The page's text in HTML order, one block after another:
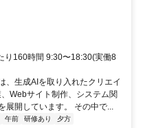
り160時間 9:30〜18:30(実働8
、生成AIを取り入れたクリエイ
Webサイト制作、システム関
展開しています。 その中で...
午前 研修あり
夕方